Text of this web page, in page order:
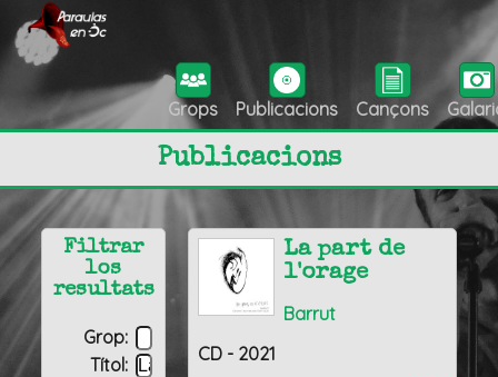
Grops Publicacions Cançons
Publicacions
La part de
l'orage
Barrut
CD - 2021
Filtrar
los
resultats
Grop:
Títol: